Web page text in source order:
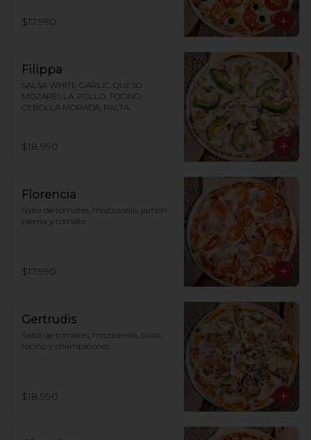
$17.990
Filippa
SALSA WHITE GARLIC, QUESO
MOZARELLA, POLLO, TOCINO,
CEBOLLA MORADA, PALTA
$18.990
Florencia
Salsa de tomates, mozzarella, jamón
pierna y tomate.
$17.990
Gertrudis
Salsa de tomates, mozzarella, pollo,
tocino y champiñones.
$18.990